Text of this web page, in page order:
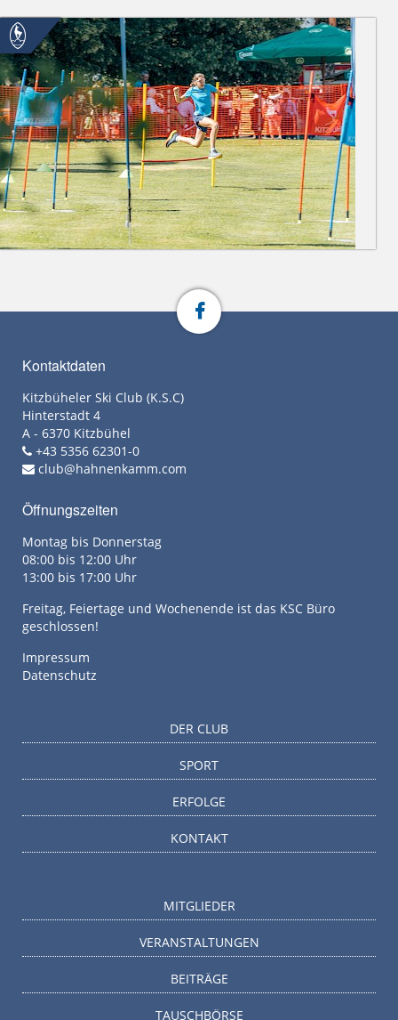
Kontaktdaten
Kitzbüheler Ski Club (K.S.C)
Hinterstadt 4
A - 6370 Kitzbühel
+43 5356 62301-0
club@hahnenkamm.com
Öffnungszeiten
Montag bis Donnerstag
08:00 bis 12:00 Uhr
13:00 bis 17:00 Uhr
Freitag, Feiertage und Wochenende ist das KSC Büro
geschlossen!
Impressum
Datenschutz
DER CLUB
SPORT
ERFOLGE
KONTAKT
MITGLIEDER
VERANSTALTUNGEN
BEITRÄGE
TAUSCHBÖRSE